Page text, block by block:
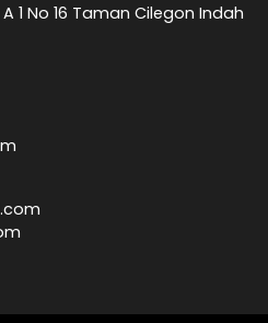
1 No 16 Taman Cilegon Indah